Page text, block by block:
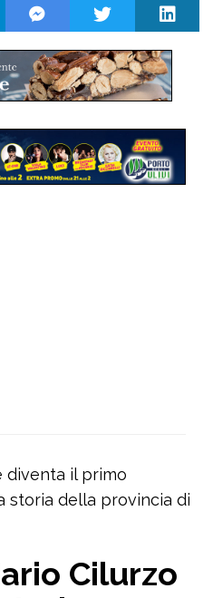
diventa il primo
storia della provincia di
Cilurzo